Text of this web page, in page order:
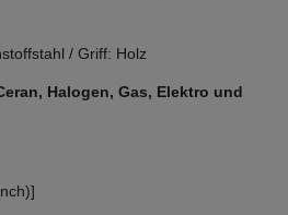
/ Griff: Holz
Halogen, Gas, Elektro und